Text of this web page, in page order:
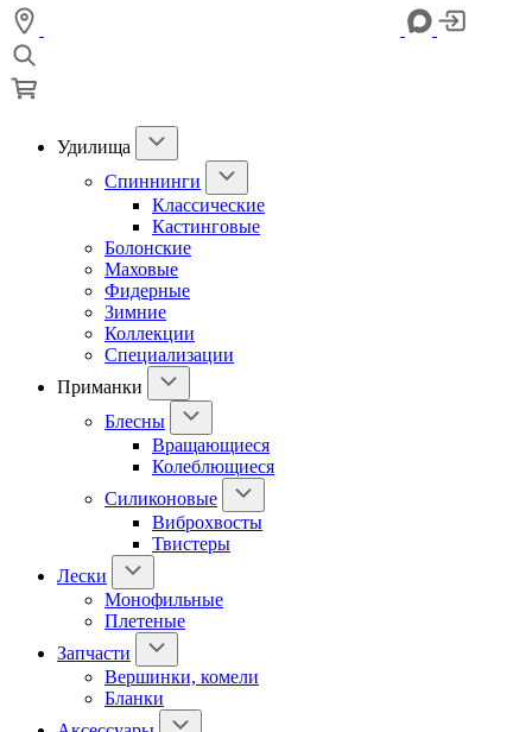
Удилища
Спиннинги
Классические
Кастинговые
Болонские
Маховые
Фидерные
Зимние
Коллекции
Специализации
Приманки
Блесны
Вращающиеся
Колеблющиеся
Силиконовые
Виброхвосты
Твистеры
Лески
Монофильные
Плетеные
Запчасти
Вершинки, комели
Бланки